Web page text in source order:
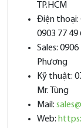
TP.HCM
Điện thoại:
0903 77 49
Sales:
Phương
Kỹ thuật:
Mr. Tùng
Mail:
Web: